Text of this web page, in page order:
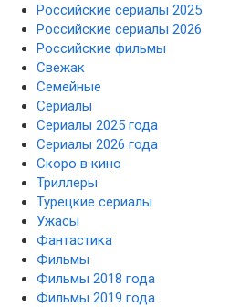
Российские сериалы 2025
Российские сериалы 2026
Российские фильмы
Свежак
Семейные
Сериалы
Сериалы 2025 года
Сериалы 2026 года
Скоро в кино
Триллеры
Турецкие сериалы
Ужасы
Фантастика
Фильмы
Фильмы 2018 года
Фильмы 2019 года